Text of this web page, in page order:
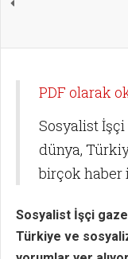
PDF olarak
Sosyalist İşçi
dünya,
birçok haber
Sosyalist İşçi
Türkiye ve